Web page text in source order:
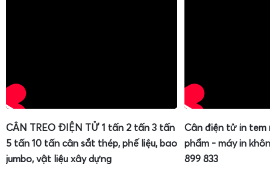
CÂN TREO ĐIỆN TỬ 1 tấn 2 tấn 3 tấn
5 tấn 10 tấn cân sắt thép, phế liệu, bao
jumbo, vật liệu xây dựng
Cân điện tử in tem
phẩm - máy in
899 833